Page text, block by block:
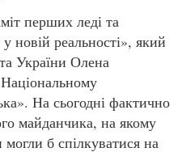
перших леді та
новій реальності», який
України Олена
На сьогодні фактично
майданчика, на якому
б спілкуватися на